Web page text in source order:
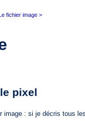
fichier image >
pixel
: si je décris tous